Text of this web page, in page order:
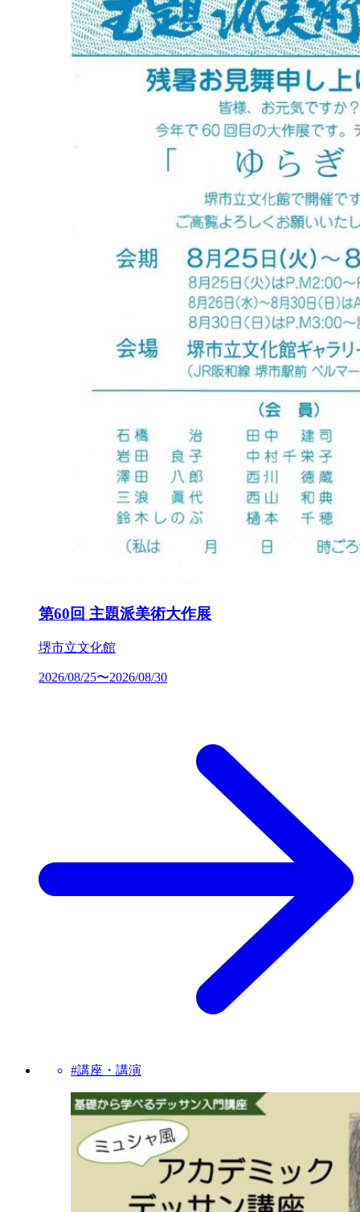
第60回 主題派美術大作展
堺市立文化館
2026/08/25〜2026/08/30
#講座・講演